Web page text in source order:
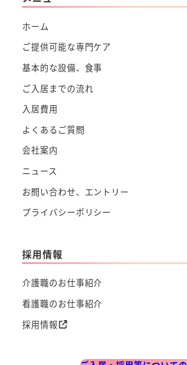
ホーム
ご提供可能な専門ケア
基本的な設備、食事
ご入居までの流れ
入居費用
よくあるご質問
会社案内
ニュース
お問い合わせ、エントリー
プライバシーポリシー
採用情報
介護職のお仕事紹介
看護職のお仕事紹介
採用情報